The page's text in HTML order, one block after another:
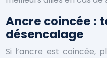
Ancre coincée :
désencalage
Si l’ancre est coincée,